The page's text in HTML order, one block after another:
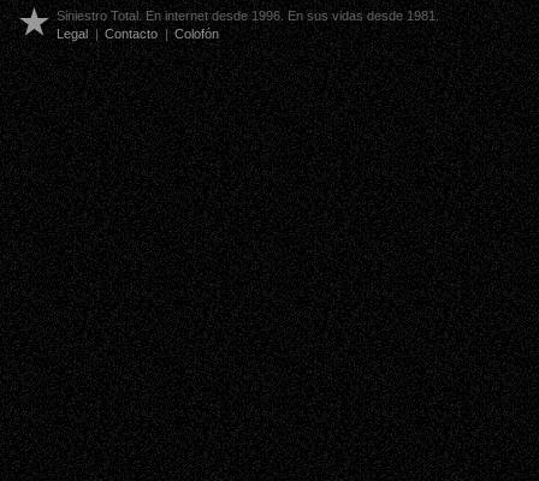
Siniestro Total. En internet desde 1996. En sus vidas desde 1981.
Legal | Contacto | Colofón